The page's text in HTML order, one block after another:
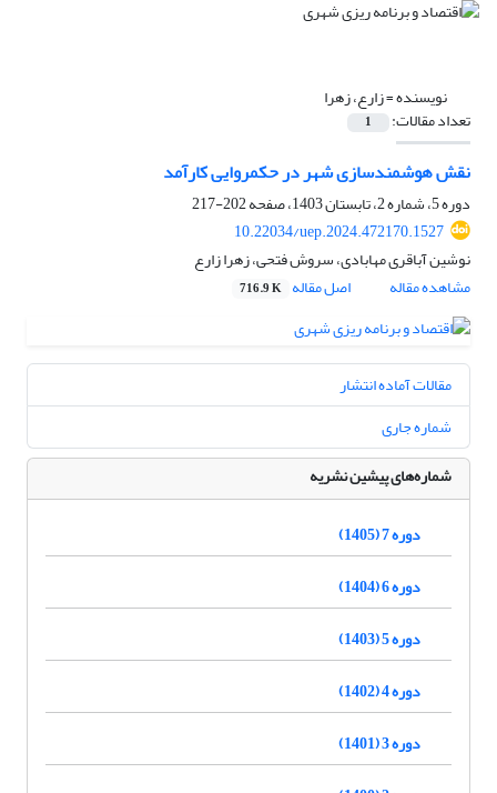
نویسنده =زارع، زهرا
تعداد مقالات: 1
نقش هوشمندسازی شهر در حکمروایی کارآمد
دوره 5، شماره 2، تابستان 1403، صفحه
202-217
10.22034/uep.2024.472170.1527
نوشین آباقری مهابادی، سروش فتحی، زهرا زارع
مشاهده مقاله
اصل مقاله 716.9 K
مقالات آماده انتشار
شماره جاری
شماره‌های پیشین نشریه
دوره 7 (1405)
دوره 6 (1404)
دوره 5 (1403)
دوره 4 (1402)
دوره 3 (1401)